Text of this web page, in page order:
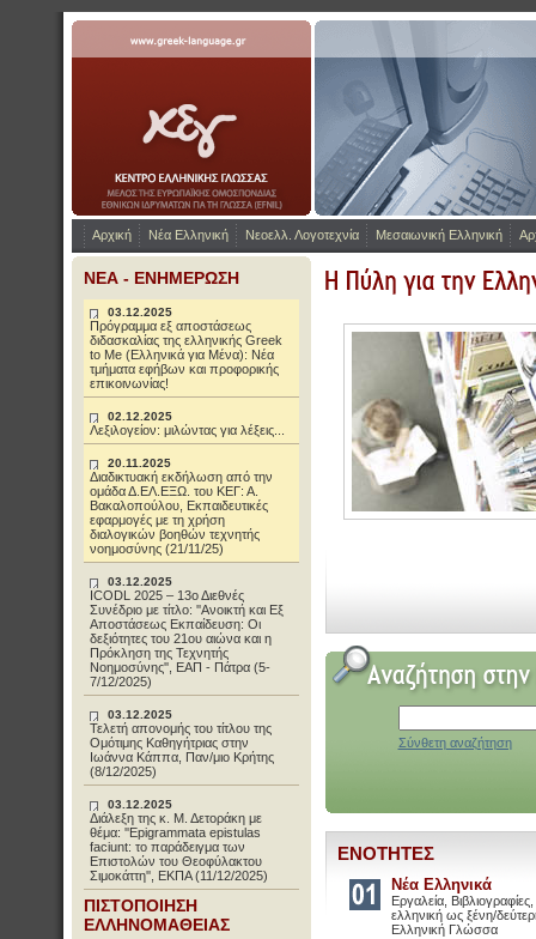
www.greek-language.gr Η Πύλη για την
Αρχική Νέα Ελληνική Νεοελλ. Λογοτεχνία Μεσαιωνική Ελληνική
ΝΕΑ - ΕΝΗΜΕΡΩΣΗ
03.12.2025
Πρόγραμμα εξ αποστάσεως
διδασκαλίας της ελληνικής Greek
to Me (Ελληνικά για Μένα): Νέα
τμήματα εφήβων και προφορικής
επικοινωνίας!
02.12.2025
Λεξιλογείον: μιλώντας για λέξεις...
20.11.2025
Διαδικτυακή εκδήλωση από την
ομάδα Δ.ΕΛ.ΕΞΩ. του ΚΕΓ: Α.
Βακαλοπούλου, Εκπαιδευτικές
εφαρμογές με τη χρήση
διαλογικών βοηθών τεχνητής
νοημοσύνης (21/11/25)
03.12.2025
ICODL 2025 – 13ο Διεθνές
Συνέδριο με τίτλο: ''Ανοικτή και Εξ
Αποστάσεως Εκπαίδευση: Οι
δεξιότητες του 21ου αιώνα και η
Πρόκληση της Τεχνητής
Νοημοσύνης'', ΕΑΠ - Πάτρα (5-
7/12/2025)
03.12.2025
Τελετή απονομής του τίτλου της
Ομότιμης Καθηγήτριας στην
Ιωάννα Κάππα, Παν/μιο Κρήτης
(8/12/2025)
03.12.2025
Διάλεξη της κ. Μ. Δετοράκη με
θέμα: ''Epigrammata epistulas
faciunt: το παράδειγμα των
Επιστολών του Θεοφύλακτου
Σιμοκάττη'', ΕΚΠΑ (11/12/2025)
ΠΙΣΤΟΠΟΙΗΣΗ
ΕΛΛΗΝΟΜΑΘΕΙΑΣ
Σύνθετη αναζήτηση
ΕΝΟΤΗΤΕΣ
Νέα Ελληνικά
Εργαλεία,
ελληνική ως ξένη/
Ελληνική Γλώσσα